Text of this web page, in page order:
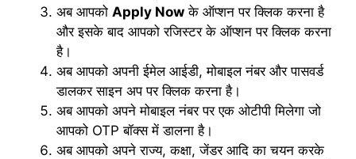
अब आपको Apply Now के ऑप्शन पर क्लिक करना है
और इसके बाद आपको रजिस्टर के ऑप्शन पर क्लिक करना
है।
अब आपको अपनी ईमेल आईडी, मोबाइल नंबर और पासवर्ड
डालकर साइन अप पर क्लिक करना है।
अब आपको अपने मोबाइल नंबर पर एक ओटीपी मिलेगा जो
आपको OTP बॉक्स में डालना है।
अब आपको अपने राज्य, कक्षा, जेंडर आदि का चयन करके